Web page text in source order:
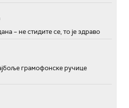
– не стидите се, то је здраво
грамофонске ручице